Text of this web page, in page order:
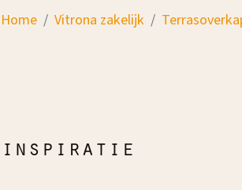
Home Vitrona zakelijk
inspiratie